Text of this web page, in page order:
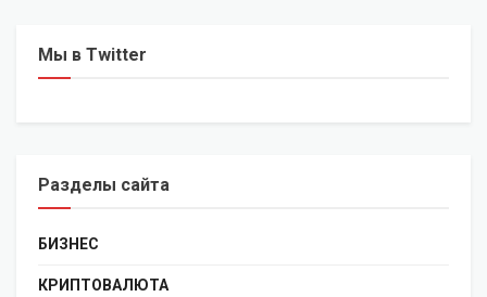
Мы в Twitter
Разделы сайта
БИЗНЕС
КРИПТОВАЛЮТА